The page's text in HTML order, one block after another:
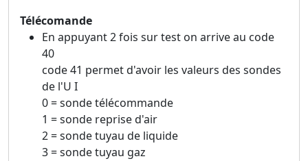
Télécomande
En appuyant 2 fois sur test on arrive au code
40
code 41 permet d'avoir les valeurs des sondes
de l'U I
0 = sonde télécommande
1 = sonde reprise d'air
2 = sonde tuyau de liquide
3 = sonde tuyau gaz